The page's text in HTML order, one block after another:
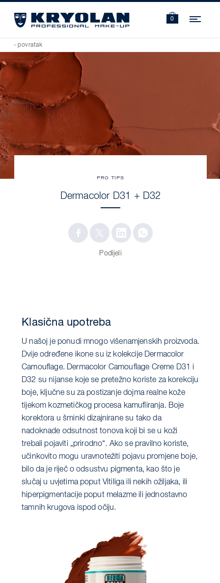
0
‹ povratak
PRO TIPS
Dermacolor D31 + D32
Podijeli
Klasična upotreba
U našoj je ponudi mnogo višenamjenskih proizvoda.
Dvije određene ikone su iz kolekcije Dermacolor
Camouflage. Dermacolor Camouflage Creme D31 i
D32 su nijanse koje se pretežno koriste za korekciju
boje, ključne su za postizanje dojma realne kože
tijekom kozmetičkog procesa kamufliranja. Boje
korektora u šminki dizajnirane su tako da
nadoknade odsutnost tonova koji bi se u koži
trebali pojaviti „prirodno“. Ako se pravilno koriste,
učinkovito mogu uravnotežiti pojavu promjene boje,
bilo da je riječ o odsustvu pigmenta, kao što je
slučaj u uvjetima poput Vitiliga ili nekih ožiljaka, ili
hiperpigmentacije poput melazme ili jednostavno
tamnih krugova ispod očiju.